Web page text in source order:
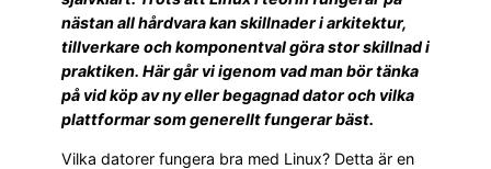
nästan all hårdvara kan skillnader i arkitektur,
tillverkare och komponentval göra stor skillnad i
praktiken. Här går vi igenom vad man bör tänka
på vid köp av ny eller begagnad dator och vilka
plattformar som generellt fungerar bäst.
Vilka datorer fungera bra med Linux? Detta är en